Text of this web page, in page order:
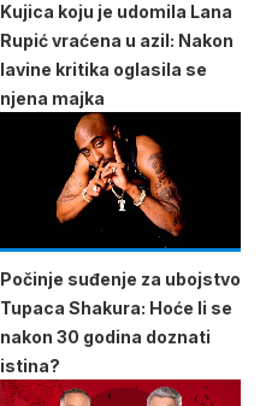
Kujica koju je udomila Lana
Rupić vraćena u azil: Nakon
lavine kritika oglasila se
njena majka
Počinje suđenje za ubojstvo
Tupaca Shakura: Hoće li se
nakon 30 godina doznati
istina?